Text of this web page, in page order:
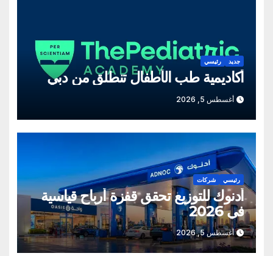
جديد رئيسي
أكاديمية طب الأطفال تنطلق من دبي
أغسطس 5, 2026
رئيسي شركات
أدنوك للتوزيع تحقق قفزة أرباح قياسية
في 2026
أغسطس 5, 2026